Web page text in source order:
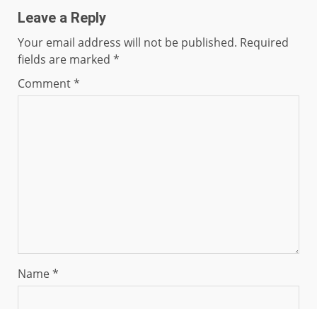
Leave a Reply
Your email address will not be published. Required
fields are marked *
Comment*
Name*